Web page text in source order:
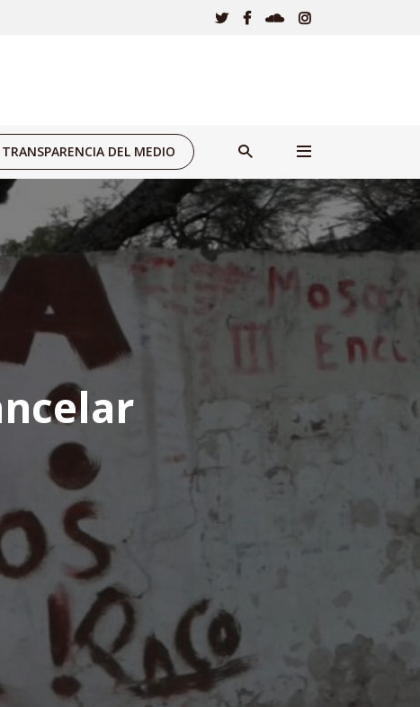
TRANSPARENCIA DEL MEDIO